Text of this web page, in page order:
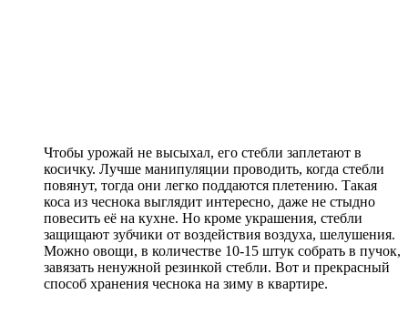
Чтобы урожай не высыхал, его стебли заплетают в
косичку. Лучше манипуляции проводить, когда стебли
повянут, тогда они легко поддаются плетению. Такая
коса из чеснока выглядит интересно, даже не стыдно
повесить её на кухне. Но кроме украшения, стебли
защищают зубчики от воздействия воздуха, шелушения.
Можно овощи, в количестве 10-15 штук собрать в пучок,
завязать ненужной резинкой стебли. Вот и прекрасный
способ хранения чеснока на зиму в квартире.